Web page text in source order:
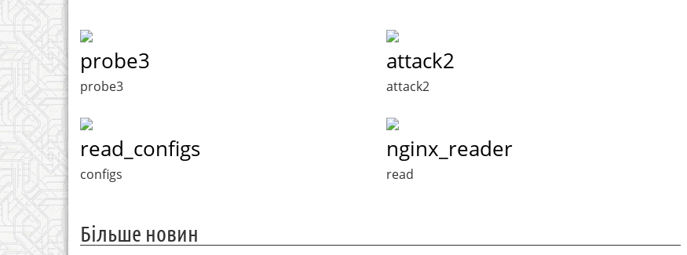
probe3
probe3
attack2
attack2
read_configs
configs
nginx_reader
read
Більше новин